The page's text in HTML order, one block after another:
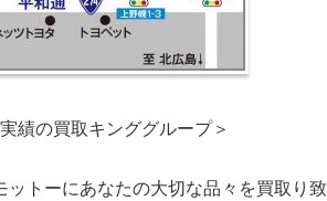
績の買取キンググループ＞
ットーにあなたの大切な品々を買取り致